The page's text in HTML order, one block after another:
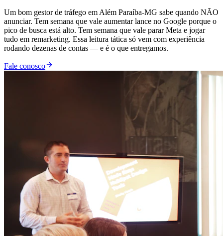
Um bom gestor de tráfego em Além Paraíba-MG sabe quando NÃO
anunciar. Tem semana que vale aumentar lance no Google porque o
pico de busca está alto. Tem semana que vale parar Meta e jogar
tudo em remarketing. Essa leitura tática só vem com experiência
rodando dezenas de contas — e é o que entregamos.
Fale conosco